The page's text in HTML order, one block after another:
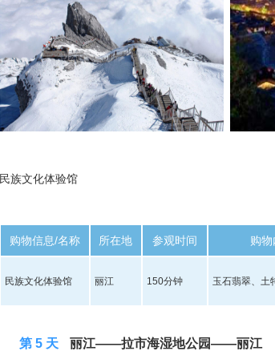
民族文化体验馆
购物信息/名称 所在地 参观时间 购物
民族文化体验馆 丽江 150分钟 玉石翡翠、土
第 5 天 丽江——拉市海湿地公园——丽江